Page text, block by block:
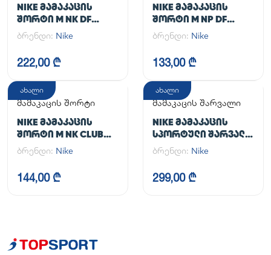
NIKE ᲛᲐᲛᲐᲙᲐᲪᲘᲡ
ᲨᲝᲠᲢᲘ M NK DF
UNLIMITED WVN 7IN
2IN1
ბრენდი: Nike
222,00 ₾
NIKE ᲛᲐᲛᲐᲙᲐᲪᲘᲡ
ᲨᲝᲠᲢᲘ M NP DF
LONG SHORT
ბრენდი: Nike
133,00 ₾
ახალი
მამაკაცის შორტი
NIKE ᲛᲐᲛᲐᲙᲐᲪᲘᲡ
ᲨᲝᲠᲢᲘ M NK CLUB
FLOW SHORT
ბრენდი: Nike
144,00 ₾
ახალი
მამაკაცის შარვალი
NIKE ᲛᲐᲛᲐᲙᲐᲪᲘᲡ
ᲡᲞᲝᲠᲢᲣᲚᲘ ᲨᲐᲠᲕᲐᲚᲘ
M NK DF UNLIMITED
PANT TPR
ბრენდი: Nike
299,00 ₾